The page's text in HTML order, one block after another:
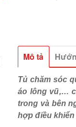
Mô tả
Tủ chăm sóc
áo lông vũ,…
trong và bên
hợp điều